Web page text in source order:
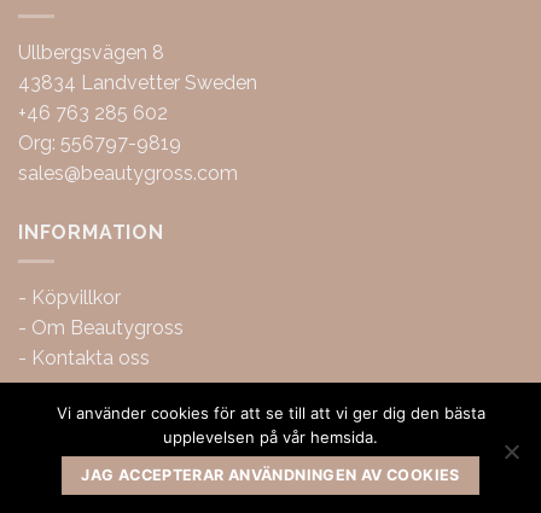
Ullbergsvägen 8
43834 Landvetter Sweden
+46 763 285 602
Org: 556797-9819
sales@beautygross.com
INFORMATION
- Köpvillkor
- Om Beautygross
- Kontakta oss
Copyright 2026 ©BeautyGross
Vi använder cookies för att se till att vi ger dig den bästa
upplevelsen på vår hemsida.
JAG ACCEPTERAR ANVÄNDNINGEN AV COOKIES